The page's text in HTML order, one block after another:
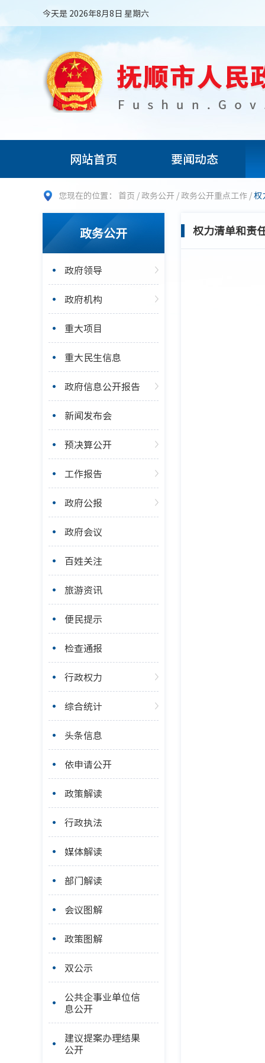
今天是 2026年8月8日 星期六
网站首页 要闻动态
您现在的位置： 首页 /政务公开 /政务公开重点工作 /权
政务公开
政府领导
政府机构
重大项目
重大民生信息
政府信息公开报告
新闻发布会
预决算公开
工作报告
政府公报
政府会议
百姓关注
旅游资讯
便民提示
检查通报
行政权力
综合统计
头条信息
依申请公开
政策解读
行政执法
媒体解读
部门解读
会议图解
政策图解
双公示
公共企事业单位信
息公开
建议提案办理结果
公开
权力清单和责